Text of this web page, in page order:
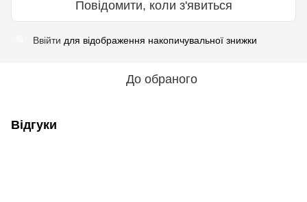
Повідомити, коли з'явиться
Ввійти для відображення накопичувальної знижки
До обраного
Відгуки